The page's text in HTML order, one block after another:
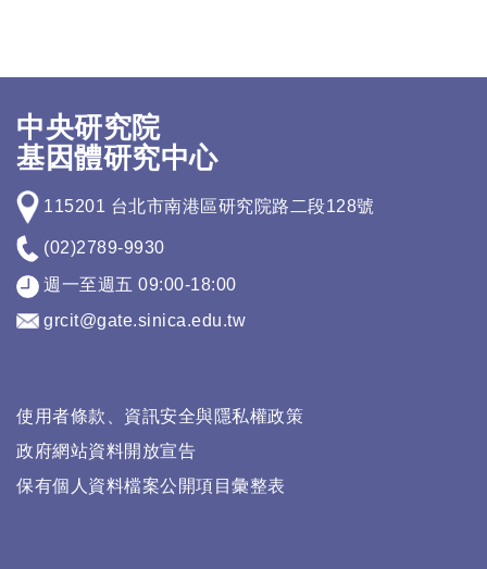
中央研究院
基因體研究中心
115201 台北市南港區研究院路二段128號
(02)2789-9930
週一至週五 09:00-18:00
grcit@gate.sinica.edu.tw
使用者條款、資訊安全與隱私權政策
政府網站資料開放宣告
保有個人資料檔案公開項目彙整表